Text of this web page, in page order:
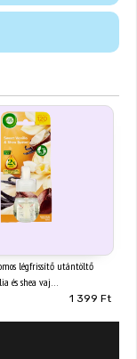
légfrissítő utántöltő
és shea vaj
1 399 Ft